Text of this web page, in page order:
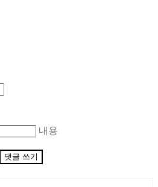
내용
댓글 쓰기